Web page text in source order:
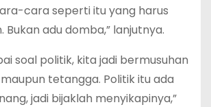
cara seperti itu yang harus
Bukan adu domba,” lanjutnya.
soal politik, kita jadi bermusuhan
tetangga. Politik itu ada
jadi bijaklah menyikapinya,”